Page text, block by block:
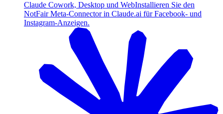
Claude Cowork, Desktop und WebInstallieren Sie den
NotFair Meta-Connector in Claude.ai für Facebook- und
Instagram-Anzeigen.